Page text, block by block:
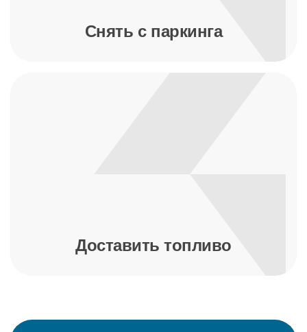
Снять с паркинга
Доставить топливо